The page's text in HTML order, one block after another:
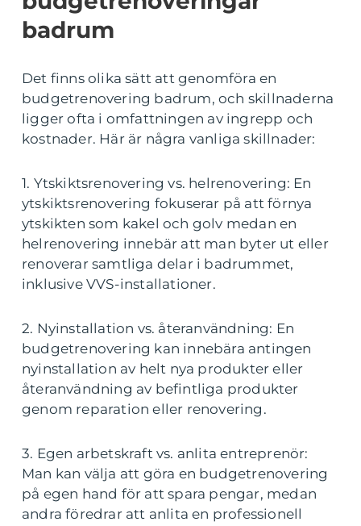
badrum
Det finns olika sätt att genomföra en
budgetrenovering badrum, och skillnaderna
ligger ofta i omfattningen av ingrepp och
kostnader. Här är några vanliga skillnader:
1. Ytskiktsrenovering vs. helrenovering: En
ytskiktsrenovering fokuserar på att förnya
ytskikten som kakel och golv medan en
helrenovering innebär att man byter ut eller
renoverar samtliga delar i badrummet,
inklusive VVS-installationer.
2. Nyinstallation vs. återanvändning: En
budgetrenovering kan innebära antingen
nyinstallation av helt nya produkter eller
återanvändning av befintliga produkter
genom reparation eller renovering.
3. Egen arbetskraft vs. anlita entreprenör:
Man kan välja att göra en budgetrenovering
på egen hand för att spara pengar, medan
andra föredrar att anlita en professionell